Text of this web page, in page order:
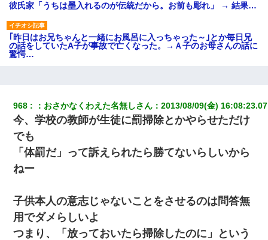
彼氏家「うちは墨入れるのが伝統だから。お前も彫れ」 → 結果…
｢昨日はお兄ちゃんと一緒にお風呂に入っちゃった～｣とか毎日兄
の話をしていたA子が事故で亡くなった。→Ａ子のお母さんの話に
驚愕…
父が他界→父のフリン相手『どうか相続を放棄して下さい、昔の
ことは謝ります。ごめんなさい…』私「お子さんはフリン略奪婚
って知ってるの？」相手『 』結果→
妻「ずっと好きだった人と一緒になりたいから、わかれてくださ
【画像】女上司(30)「終電なくなったね…部屋くる？」ワイ「行
きます！」
968 ： おさかなくわえた名無しさん ：2013/08/09(金) 16:08:23.07
今、学校の教師が生徒に罰掃除とかやらせただけ
でも
「体罰だ」って訴えられたら勝てないらしいから
ねー
子供本人の意志じゃないことをさせるのは問答無
用でダメらしいよ
つまり、「放っておいたら掃除したのに」という